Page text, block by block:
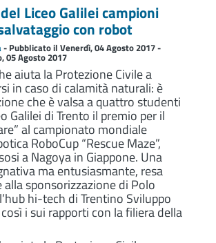
Liceo Galilei campioni
con robot
- Pubblicato il Venerdì, 04 Agosto 2017 -
05 Agosto 2017
aiuta la Protezione Civile a
in caso di calamità naturali: è
che è valsa a quattro studenti
Galilei di Trento il premio per il
al campionato mondiale
RoboCup “Rescue Maze”,
a Nagoya in Giappone. Una
ma entusiasmante, resa
alla sponsorizzazione di Polo
hi-tech di Trentino Sviluppo
i sui rapporti con la filiera della